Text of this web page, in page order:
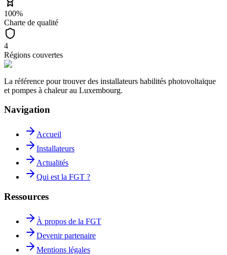
100%
Charte de qualité
4
Régions couvertes
La référence pour trouver des installateurs habilités photovoltaïque
et pompes à chaleur au Luxembourg.
Navigation
Accueil
Installateurs
Actualités
Qui est la FGT ?
Ressources
À propos de la FGT
Devenir partenaire
Mentions légales